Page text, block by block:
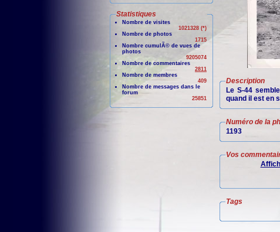
Statistiques
Nombre de visites
1021328 (*)
Nombre de photos
1715
Nombre cumulÃ© de vues de
photos
9205074
Nombre de commentaires
2811
Nombre de membres
409
Nombre de messages dans le
forum
25851
Description
Le S-44
quand il est en
Numéro de la
1193
Vos
Tags